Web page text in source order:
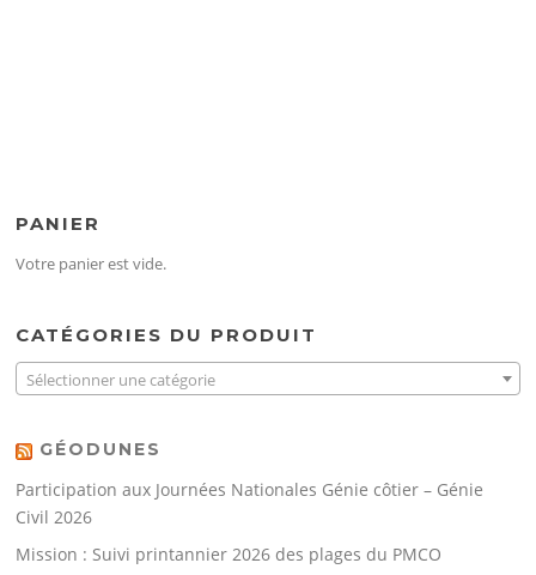
PANIER
Votre panier est vide.
CATÉGORIES DU PRODUIT
Sélectionner une catégorie
GÉODUNES
Participation aux Journées Nationales Génie côtier – Génie
Civil 2026
Mission : Suivi printannier 2026 des plages du PMCO